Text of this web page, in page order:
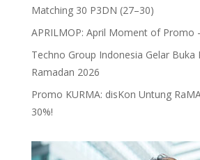
Matching 30 P3DN (27–30)
APRILMOP: April Moment of Promo
Techno Group Indonesia Gelar Buka
Ramadan 2026
Promo KURMA: disKon Untung
30%!